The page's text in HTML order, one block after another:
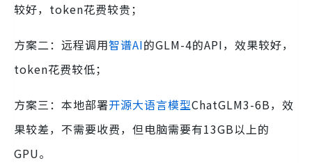
较好，token花费较贵；
方案二：远程调用智谱AI的GLM-4的API，效果较好，
token花费较低；
方案三：本地部署开源大语言模型ChatGLM3-6B，效
果较差，不需要收费，但电脑需要有13GB以上的
GPU。